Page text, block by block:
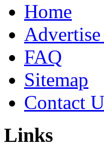
Home
FAQ
Sitemap
Contact
Links